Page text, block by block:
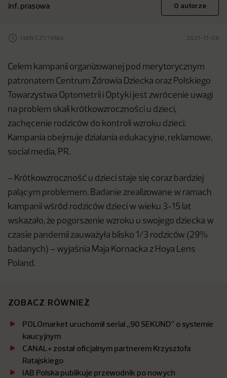
inf. prasowa O autorze
1 MIN CZYTANIA 2021-11-08
Celem kampanii organizowanej pod merytorycznym
patronatem Centrum Zdrowia Dziecka oraz Polskiego
Towarzystwa Optometrii i Optyki jest zwrócenie uwagi
na problem skali krótkowzroczności u dzieci,
zachęcenie rodziców do kontroli wzroku dzieci.
Kampania obejmuje działania edukacyjne, reklamowe,
social media, PR.
– Krótkowzroczność u dzieci staje się coraz bardziej
palącym problemem. Badanie zrealizowane w ramach
kampanii wśród rodziców dzieci w wieku 3-15 lat
wskazało, że pogorszenie wzroku u swojego dziecka w
czasie pandemii zauważyła blisko 1/3 rodziców (29%
badanych) – wyjaśnia Maja Kornacka z Hoya Lens
Poland.
ZOBACZ RÓWNIEŻ
POLOmarket uruchomił serial „90 SEKUND” o systemie
kaucyjnym
CANAL+ został oficjalnym partnerem Krzysztofa
Ratajskiego
IAB Polska publikuje przewodnik po nowych